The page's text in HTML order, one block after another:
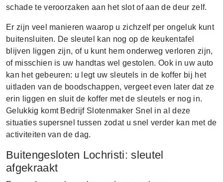
schade te veroorzaken aan het slot of aan de deur zelf.
Er zijn veel manieren waarop u zichzelf per ongeluk kunt
buitensluiten. De sleutel kan nog op de keukentafel
blijven liggen zijn, of u kunt hem onderweg verloren zijn,
of misschien is uw handtas wel gestolen. Ook in uw auto
kan het gebeuren: u legt uw sleutels in de koffer bij het
uitladen van de boodschappen, vergeet even later dat ze
erin liggen en sluit de koffer met de sleutels er nog in.
Gelukkig komt Bedrijf Slotenmaker Snel in al deze
situaties supersnel tussen zodat u snel verder kan met de
activiteiten van de dag.
Buitengesloten Lochristi: sleutel
afgekraakt